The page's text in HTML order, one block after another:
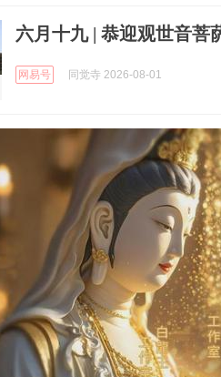
六月十九 | 恭迎观世音菩
网易号 同觉寺 2026-08-01